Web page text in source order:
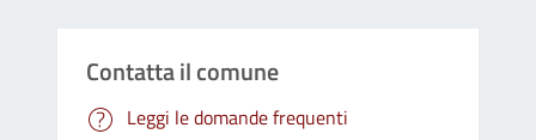
Contatta il comune
Leggi le domande frequenti